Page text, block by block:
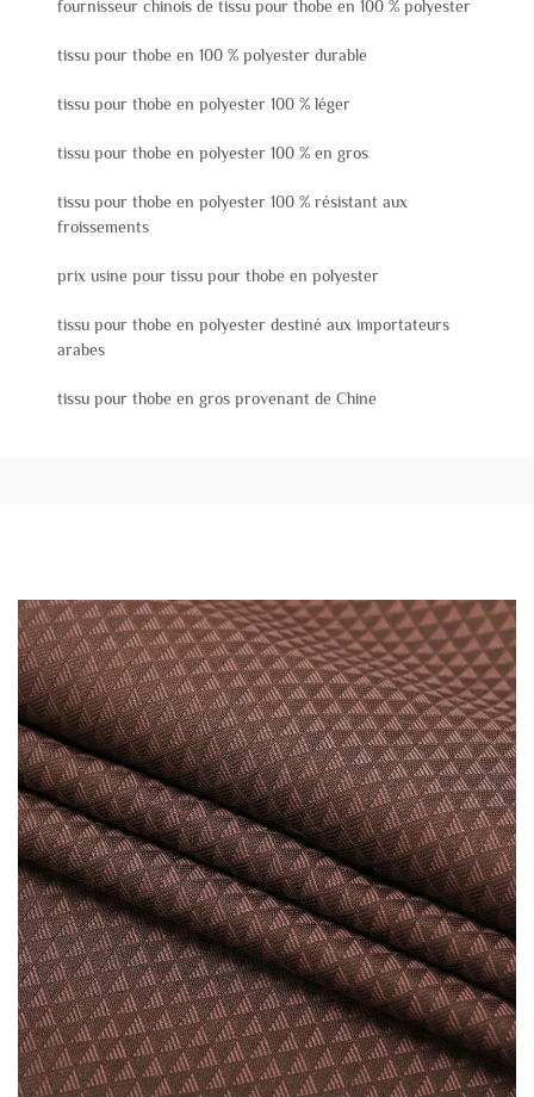
fournisseur chinois de tissu pour thobe en 100 % polyester
tissu pour thobe en 100 % polyester durable
tissu pour thobe en polyester 100 % léger
tissu pour thobe en polyester 100 % en gros
tissu pour thobe en polyester 100 % résistant aux
froissements
prix usine pour tissu pour thobe en polyester
tissu pour thobe en polyester destiné aux importateurs
arabes
tissu pour thobe en gros provenant de Chine